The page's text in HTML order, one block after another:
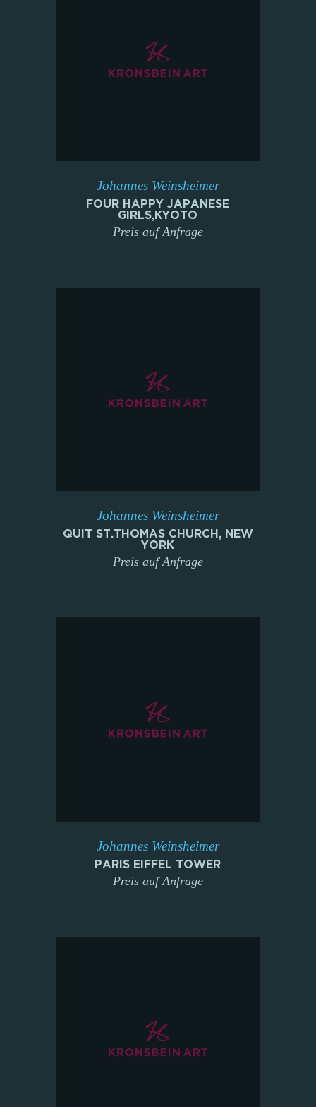
Johannes Weinsheimer
FOUR HAPPY JAPANESE
GIRLS,KYOTO
Preis auf Anfrage
Johannes Weinsheimer
QUIT ST.THOMAS CHURCH, NEW
YORK
Preis auf Anfrage
Johannes Weinsheimer
PARIS EIFFEL TOWER
Preis auf Anfrage